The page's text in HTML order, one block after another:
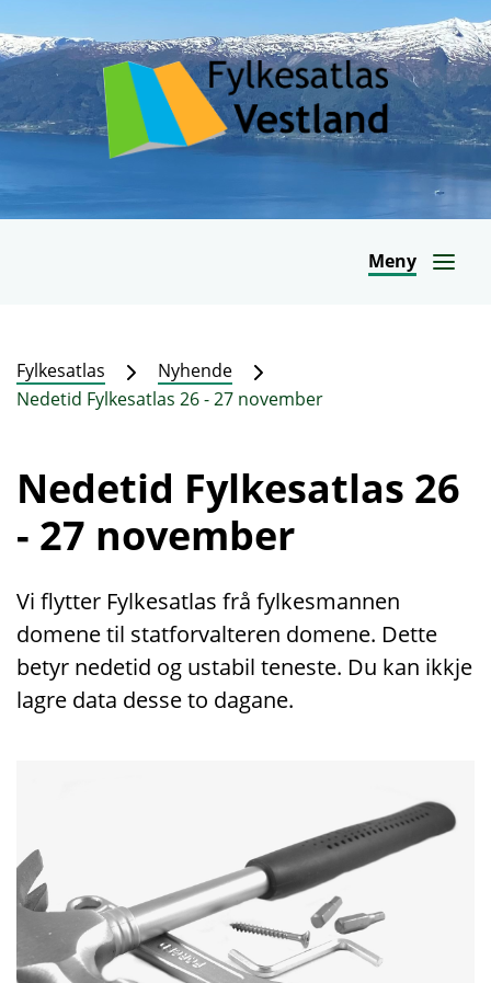
Meny
Fylkesatlas
Nyhende
Nedetid Fylkesatlas 26 - 27 november
Nedetid Fylkesatlas 26
- 27 november
Vi flytter Fylkesatlas frå fylkesmannen
domene til statforvalteren domene. Dette
betyr nedetid og ustabil teneste. Du kan ikkje
lagre data desse to dagane.